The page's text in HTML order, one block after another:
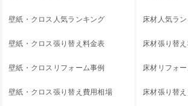
壁紙・クロス人気ランキング
壁紙・クロス張り替え料金表
壁紙・クロスリフォーム事例
壁紙・クロス張り替え費用相場
床材人気ラ
床材張り替
床材リフォ
床材張り替